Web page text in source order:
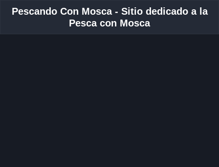
Pescando Con Mosca - Sitio dedicado a la
Pesca con Mosca